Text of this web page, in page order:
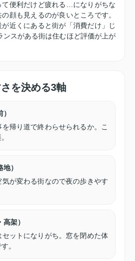
て便利だけど疲れる…になりがちな
顔も見えるのが良いところです。
近くにあると街が「消費だけ」じ
ンスがある街は住むほど評価が上が
を決める3軸
帰り道で終わらせられるか。こ
）
が変わる街なので夜の歩きやす
架）
ットになりがち。窓を閉めた体
。